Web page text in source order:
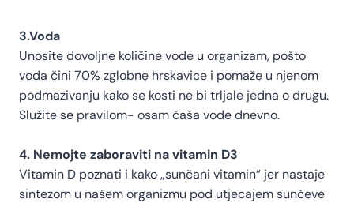
3.Voda
Unosite dovoljne količine vode u organizam, pošto
voda čini 70% zglobne hrskavice i pomaže u njenom
podmazivanju kako se kosti ne bi trljale jedna o drugu.
Služite se pravilom- osam čaša vode dnevno.
4. Nemojte zaboraviti na vitamin D3
Vitamin D poznati i kako „sunčani vitamin“ jer nastaje
sintezom u našem organizmu pod utjecajem sunčeve